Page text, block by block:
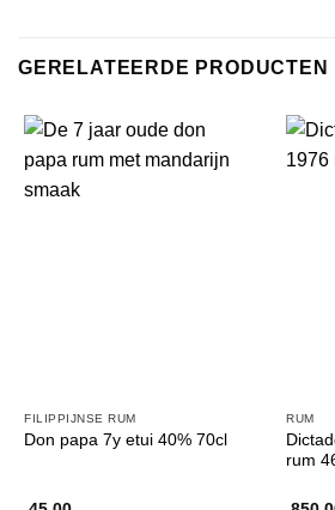
GERELATEERDE PRODUCTEN
FILIPPIJNSE RUM
Don papa 7y etui 40% 70cl
RUM
rum